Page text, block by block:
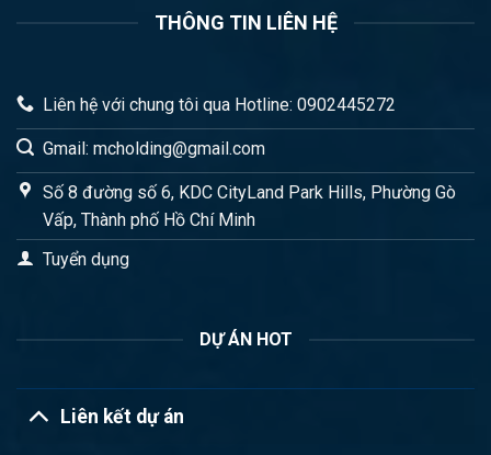
THÔNG TIN LIÊN HỆ
Liên hệ với chung tôi qua Hotline: 0902445272
Gmail: mcholding@gmail.com
Số 8 đường số 6, KDC CityLand Park Hills, Phường Gò
Vấp, Thành phố Hồ Chí Minh
Tuyển dụng
DỰ ÁN HOT
Liên kết dự án